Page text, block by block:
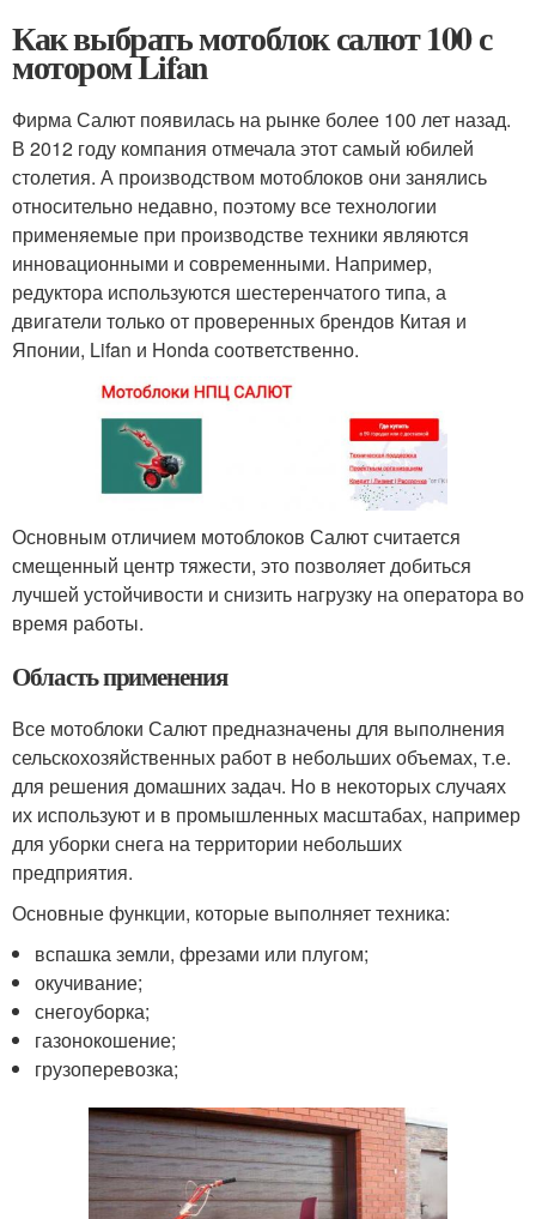
Как выбрать мотоблок салют 100 с
мотором Lifan
Фирма Салют появилась на рынке более 100 лет назад.
В 2012 году компания отмечала этот самый юбилей
столетия. А производством мотоблоков они занялись
относительно недавно, поэтому все технологии
применяемые при производстве техники являются
инновационными и современными. Например,
редуктора используются шестеренчатого типа, а
двигатели только от проверенных брендов Китая и
Японии, Lifan и Honda соответственно.
Основным отличием мотоблоков Салют считается
смещенный центр тяжести, это позволяет добиться
лучшей устойчивости и снизить нагрузку на оператора во
время работы.
Область применения
Все мотоблоки Салют предназначены для выполнения
сельскохозяйственных работ в небольших объемах, т.е.
для решения домашних задач. Но в некоторых случаях
их используют и в промышленных масштабах, например
для уборки снега на территории небольших
предприятия.
Основные функции, которые выполняет техника:
вспашка земли, фрезами или плугом;
окучивание;
снегоуборка;
газонокошение;
грузоперевозка;